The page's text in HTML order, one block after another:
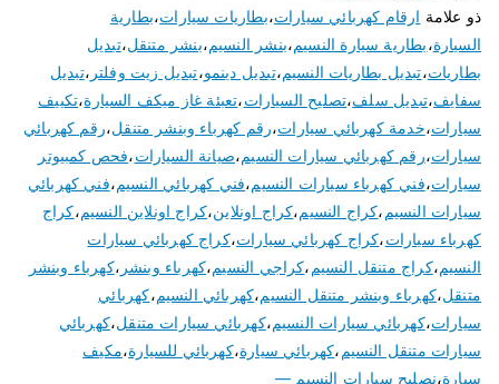
ذو علامة ارقام كهربائي سيارات،بطاريات سيارات،بطارية
السيارة،بطارية سيارة النسيم،بنشر النسيم،بنشر متنقل،تبديل
بطاريات،تبديل بطاريات النسيم،تبديل دينمو،تبديل زيت وفلتر ،تبديل
سفايف،تبديل سلف،تصليح السيارات،تعبئة غاز ميكف السيارة،تكييف
سيارات،خدمة كهربائي سيارات،رقم كهرباء وبنشر متنقل،رقم كهربائي
سيارات،رقم كهربائي سيارات النسيم،صيانة السيارات،فحص كمبيوتر
سيارات،فني كهرباء سيارات النسيم،فني كهربائي النسيم،فني كهربائي
سيارات النسيم،كراج النسيم،كراج اونلاين،كراج اونلاين النسيم،كراج
كهرباء سيارات،كراج كهربائي سيارات،كراج كهربائي سيارات
النسيم،كراج متنقل النسيم،كراجي النسيم،كهرباء وبنشر ،كهرباء وبنشر
متنقل،كهرباء وبنشر متنقل النسيم،كهربائي النسيم،كهربائي
سيارات،كهربائي سيارات النسيم،كهربائي سيارات متنقل،كهربائي
سيارات متنقل النسيم،كهربائي سيارة،كهربائي للسيارة،مكيف
سيارة،نصليح سيارات النسيم —